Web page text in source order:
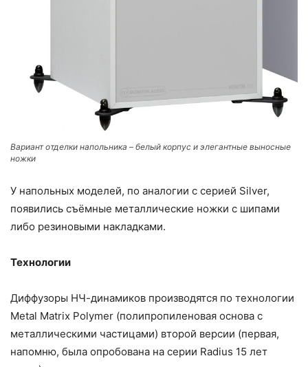
Вариант отделки напольника – белый корпус и элегантные выносные
ножки
У напольных моделей, по аналогии с серией Silver,
появились съёмные металлические ножки с шипами
либо резиновыми накладками.
Технологии
Диффузоры НЧ-динамиков производятся по технологии
Metal Matrix Polymer (полипропиленовая основа с
металлическими частицами) второй версии (первая,
напомню, была опробована на серии Radius 15 лет